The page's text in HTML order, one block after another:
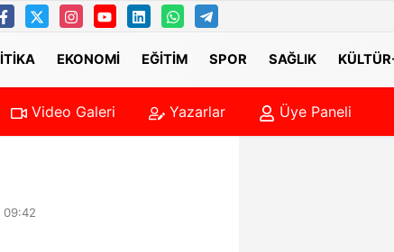
EKONOMI EĞITIM SPOR SAĞLIK
devlerin maçlarında gol bahisleri öne çıkıyor! İşte Misli'de
00:58
Video Galeri Yazarlar Üye Paneli
09:42